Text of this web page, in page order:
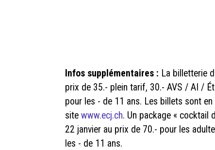
Infos supplémentaires : La billetterie
prix de 35.- plein tarif, 30.- AVS / AI /
pour les - de 11 ans. Les billets sont
sitewww.ecj.ch. Un package « cocktail
22 janvier au prix de 70.- pour les
les - de 11 ans.